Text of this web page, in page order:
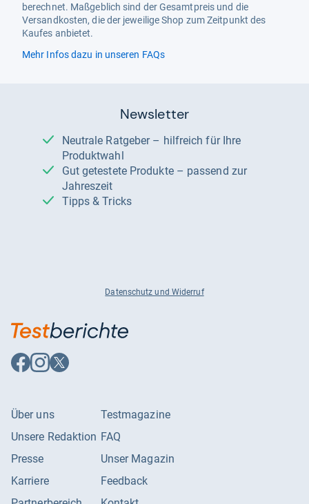
berechnet. Maßgeblich sind der Gesamtpreis und die
Versandkosten, die der jeweilige Shop zum Zeitpunkt des
Kaufes anbietet.
Mehr Infos dazu in unseren FAQs
Newsletter
Neutrale Ratgeber – hilfreich für Ihre
Produktwahl
Gut getestete Produkte – passend zur
Jahreszeit
Tipps & Tricks
Datenschutz und Widerruf
Auf
Facebook
Auf
Instagram
Auf
X
Über uns
Unsere Redaktion
Presse
Karriere
Testmagazine
FAQ
Unser Magazin
Feedback